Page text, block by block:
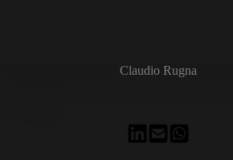
Claudio Rugna